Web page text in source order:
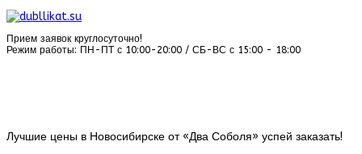
Прием заявок круглосуточно!
Режим работы: ПН-ПТ с 10:00-20:00 / СБ-ВС с 15:00 - 18:00
Лучшие цены в Новосибирске от «‎Два Соболя» успей заказать!